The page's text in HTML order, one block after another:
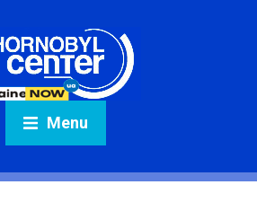
Menu